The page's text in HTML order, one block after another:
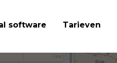
software Tarieven